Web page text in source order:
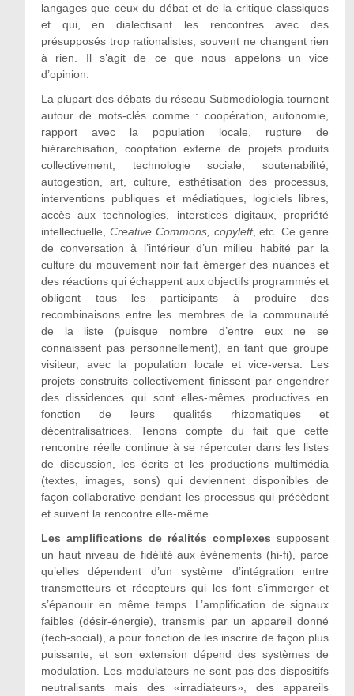
langages que ceux du débat et de la critique classiques
et qui, en dialectisant les rencontres avec des
présupposés trop rationalistes, souvent ne changent rien
à rien. Il s’agit de ce que nous appelons un vice
d’opinion.
La plupart des débats du réseau Submediologia tournent
autour de mots-clés comme : coopération, autonomie,
rapport avec la population locale, rupture de
hiérarchisation, cooptation externe de projets produits
collectivement, technologie sociale, soutenabilité,
autogestion, art, culture, esthétisation des processus,
interventions publiques et médiatiques, logiciels libres,
accès aux technologies, interstices digitaux, propriété
intellectuelle, Creative Commons, copyleft, etc. Ce genre
de conversation à l’intérieur d’un milieu habité par la
culture du mouvement noir fait émerger des nuances et
des réactions qui échappent aux objectifs programmés et
obligent tous les participants à produire des
recombinaisons entre les membres de la communauté
de la liste (puisque nombre d’entre eux ne se
connaissent pas personnellement), en tant que groupe
visiteur, avec la population locale et vice-versa. Les
projets construits collectivement finissent par engendrer
des dissidences qui sont elles-mêmes productives en
fonction de leurs qualités rhizomatiques et
décentralisatrices. Tenons compte du fait que cette
rencontre réelle continue à se répercuter dans les listes
de discussion, les écrits et les productions multimédia
(textes, images, sons) qui deviennent disponibles de
façon collaborative pendant les processus qui précèdent
et suivent la rencontre elle-même.
Les amplifications de réalités complexes supposent
un haut niveau de fidélité aux événements (hi-fi), parce
qu’elles dépendent d’un système d’intégration entre
transmetteurs et récepteurs qui les font s’immerger et
s’épanouir en même temps. L’amplification de signaux
faibles (désir-énergie), transmis par un appareil donné
(tech-social), a pour fonction de les inscrire de façon plus
puissante, et son extension dépend des systèmes de
modulation. Les modulateurs ne sont pas des dispositifs
neutralisants mais des «irradiateurs», des appareils